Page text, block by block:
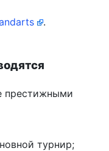
.
престижными
турнир;